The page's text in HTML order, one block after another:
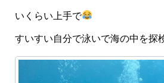
いくらい上手で
すいすい自分で泳いで海の中を探